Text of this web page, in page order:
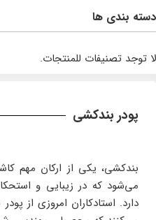
دسته بندی ها
لا توجد تصنيفات للمنتجات.
پودر بندکشی
بندکشی، یکی از ارکان مهم
می‌شود که در زیبایی و
دارد. استادکاران امروزی از